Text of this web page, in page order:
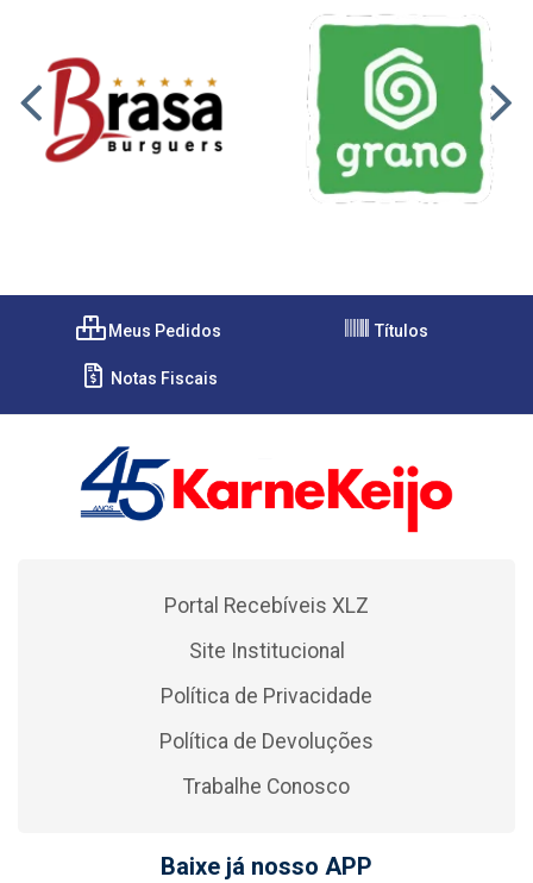
Meus Pedidos Títulos
Notas Fiscais
Portal Recebíveis XLZ
Site Institucional
Política de Privacidade
Política de Devoluções
Trabalhe Conosco
Baixe já nosso APP